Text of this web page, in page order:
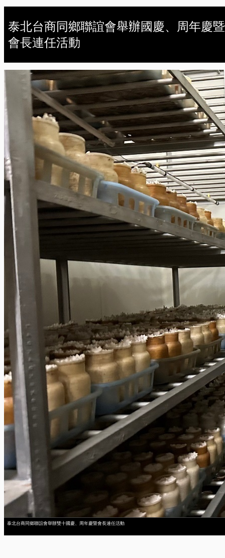
泰北台商同鄉聯誼會舉辦國慶、周年慶暨
會長連任活動
泰北台商同鄉聯誼會舉辦雙十國慶、周年慶暨會長連任活動